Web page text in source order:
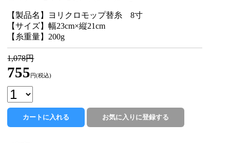
【製品名】ヨリクロモップ替糸 8寸
【サイズ】幅23cm×縦21cm
【糸重量】200g
1,078円
755 円(税込)